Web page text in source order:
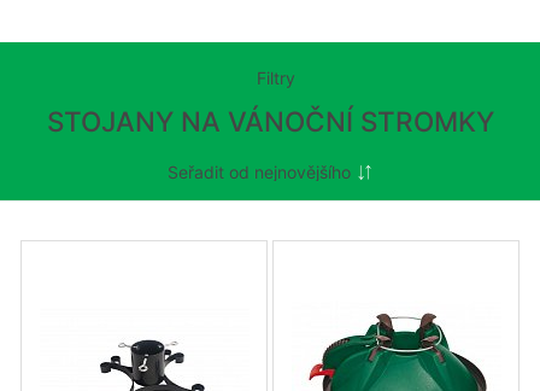
Filtry
STOJANY NA VÁNOČNÍ STROMKY